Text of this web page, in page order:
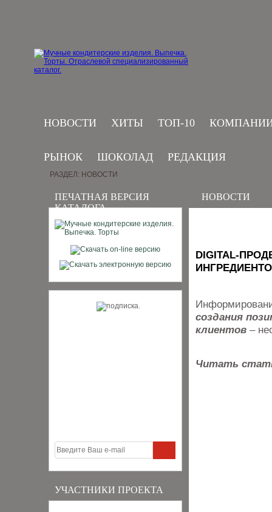
НОВОСТИ ХИТЫ ТОП-10
РЫНОК ШОКОЛАД РЕДАКЦИЯ
ПЕЧАТНАЯ ВЕРСИЯ
КАТАЛОГА
УЧАСТНИКИ ПРОЕКТА
РАЗДЕЛ: НОВОСТИ
НОВОСТИ
DIGITAL-
создания
клиентов –
Читать